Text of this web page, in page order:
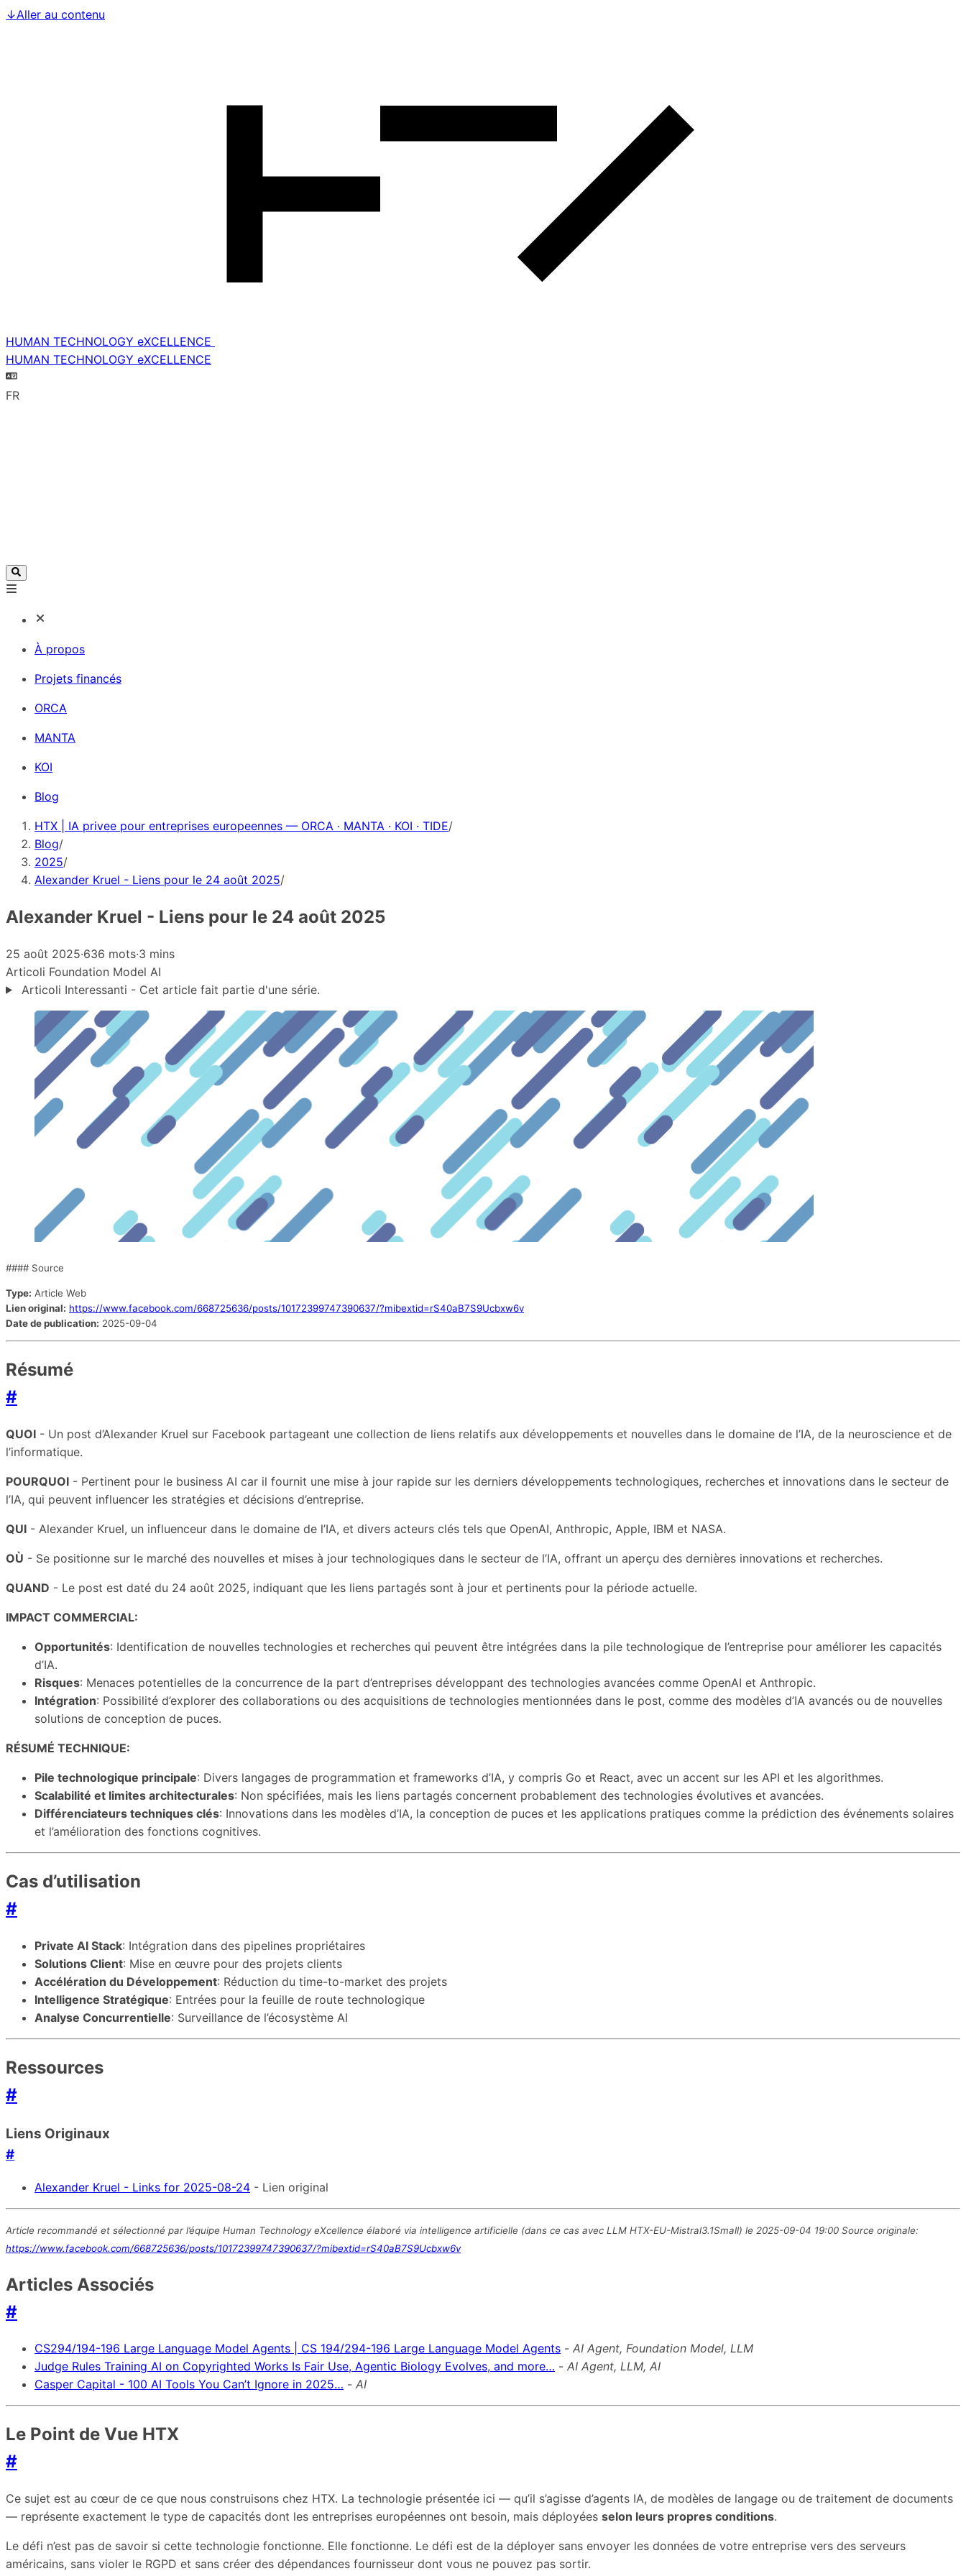
↓Aller au contenu
HUMAN TECHNOLOGY eXCELLENCE
HUMAN TECHNOLOGY eXCELLENCE
FR
À propos
Projets financés
ORCA
MANTA
KOI
Blog
HTX | IA privee pour entreprises europeennes — ORCA · MANTA · KOI · TIDE/
Blog/
2025/
Alexander Kruel - Liens pour le 24 août 2025/
Alexander Kruel - Liens pour le 24 août 2025
25 août 2025·636 mots·3 mins
Articoli Foundation Model AI
Articoli Interessanti - Cet article fait partie d'une série.
#### Source
Type: Article Web
Lien original: https://www.facebook.com/668725636/posts/10172399747390637/?mibextid=rS40aB7S9Ucbxw6v
Date de publication: 2025-09-04
Résumé
#
QUOI - Un post d’Alexander Kruel sur Facebook partageant une collection de liens relatifs aux développements et nouvelles dans le domaine de l’IA, de la neuroscience et de
l’informatique.
POURQUOI - Pertinent pour le business AI car il fournit une mise à jour rapide sur les derniers développements technologiques, recherches et innovations dans le secteur de
l’IA, qui peuvent influencer les stratégies et décisions d’entreprise.
QUI - Alexander Kruel, un influenceur dans le domaine de l’IA, et divers acteurs clés tels que OpenAI, Anthropic, Apple, IBM et NASA.
OÙ - Se positionne sur le marché des nouvelles et mises à jour technologiques dans le secteur de l’IA, offrant un aperçu des dernières innovations et recherches.
QUAND - Le post est daté du 24 août 2025, indiquant que les liens partagés sont à jour et pertinents pour la période actuelle.
IMPACT COMMERCIAL:
Opportunités: Identification de nouvelles technologies et recherches qui peuvent être intégrées dans la pile technologique de l’entreprise pour améliorer les capacités
d’IA.
Risques: Menaces potentielles de la concurrence de la part d’entreprises développant des technologies avancées comme OpenAI et Anthropic.
Intégration: Possibilité d’explorer des collaborations ou des acquisitions de technologies mentionnées dans le post, comme des modèles d’IA avancés ou de nouvelles
solutions de conception de puces.
RÉSUMÉ TECHNIQUE:
Pile technologique principale: Divers langages de programmation et frameworks d’IA, y compris Go et React, avec un accent sur les API et les algorithmes.
Scalabilité et limites architecturales: Non spécifiées, mais les liens partagés concernent probablement des technologies évolutives et avancées.
Différenciateurs techniques clés: Innovations dans les modèles d’IA, la conception de puces et les applications pratiques comme la prédiction des événements solaires
et l’amélioration des fonctions cognitives.
Cas d’utilisation
#
Private AI Stack: Intégration dans des pipelines propriétaires
Solutions Client: Mise en œuvre pour des projets clients
Accélération du Développement: Réduction du time-to-market des projets
Intelligence Stratégique: Entrées pour la feuille de route technologique
Analyse Concurrentielle: Surveillance de l’écosystème AI
Ressources
#
Liens Originaux
#
Alexander Kruel - Links for 2025-08-24 - Lien original
Article recommandé et sélectionné par l’équipe Human Technology eXcellence élaboré via intelligence artificielle (dans ce cas avec LLM HTX-EU-Mistral3.1Small) le 2025-09-04 19:00 Source originale:
https://www.facebook.com/668725636/posts/10172399747390637/?mibextid=rS40aB7S9Ucbxw6v
Articles Associés
#
CS294/194-196 Large Language Model Agents | CS 194/294-196 Large Language Model Agents - AI Agent, Foundation Model, LLM
Judge Rules Training AI on Copyrighted Works Is Fair Use, Agentic Biology Evolves, and more… - AI Agent, LLM, AI
Casper Capital - 100 AI Tools You Can’t Ignore in 2025… - AI
Le Point de Vue HTX
#
Ce sujet est au cœur de ce que nous construisons chez HTX. La technologie présentée ici — qu’il s’agisse d’agents IA, de modèles de langage ou de traitement de documents
— représente exactement le type de capacités dont les entreprises européennes ont besoin, mais déployées selon leurs propres conditions.
Le défi n’est pas de savoir si cette technologie fonctionne. Elle fonctionne. Le défi est de la déployer sans envoyer les données de votre entreprise vers des serveurs
américains, sans violer le RGPD et sans créer des dépendances fournisseur dont vous ne pouvez pas sortir.